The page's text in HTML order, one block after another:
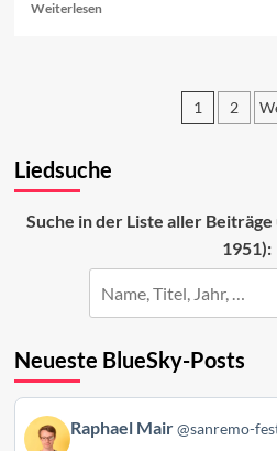
WeiterlesenRead
1 2
Liedsuche
Suche in der Liste aller
1951):
Neueste BlueSky-Posts
BeitragRaphael Mair @sanremo-